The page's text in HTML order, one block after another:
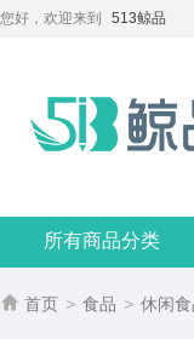
您好，欢迎来到 513鲸品
所有商品分类
 首页 > 食品 > 休闲食